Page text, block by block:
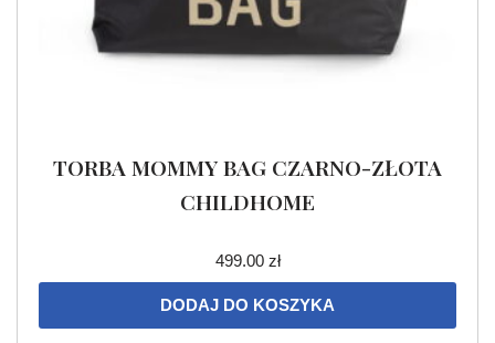
TORBA MOMMY BAG CZARNO-ZŁOTA
CHILDHOME
499.00 zł
DODAJ DO KOSZYKA